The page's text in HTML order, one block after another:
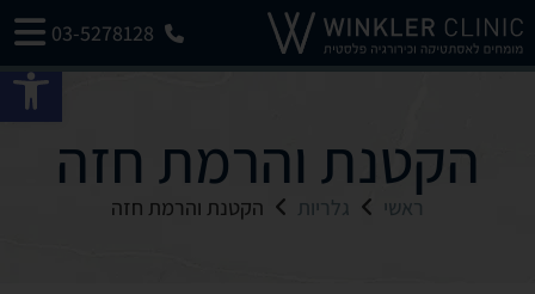
03-5278128
הקטנת והרמת חזה
ראשי גלריות הקטנת והרמת חזה